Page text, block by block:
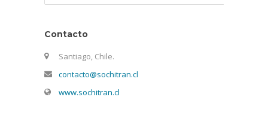
Contacto
Santiago, Chile.
contacto@sochitran.cl
www.sochitran.cl